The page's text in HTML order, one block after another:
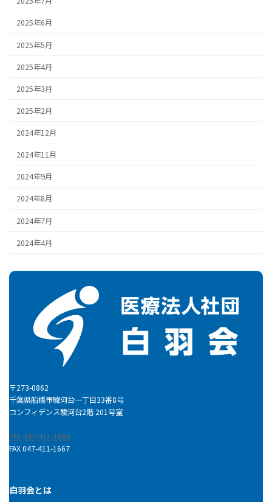
2025年6月
2025年5月
2025年4月
2025年3月
2025年2月
2024年12月
2024年11月
2024年9月
2024年8月
2024年7月
2024年4月
〒273-0862
千葉県船橋市駿河台一丁目33番8号
コンフィデンス駿河台2階 201号室
TEL 047-411-1666
FAX 047-411-1667
白羽会とは